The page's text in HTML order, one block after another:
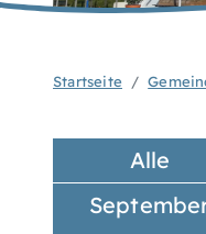
Startseite
Alle